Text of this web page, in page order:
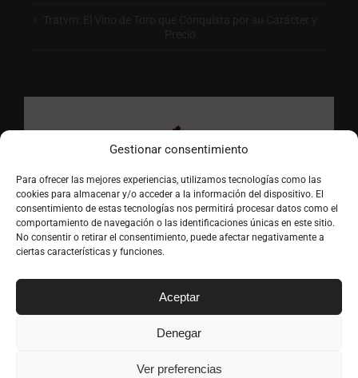
Gestionar consentimiento
Para ofrecer las mejores experiencias, utilizamos tecnologías como las
cookies para almacenar y/o acceder a la información del dispositivo. El
consentimiento de estas tecnologías nos permitirá procesar datos como el
comportamiento de navegación o las identificaciones únicas en este sitio.
No consentir o retirar el consentimiento, puede afectar negativamente a
ciertas características y funciones.
Aceptar
Denegar
Ver preferencias